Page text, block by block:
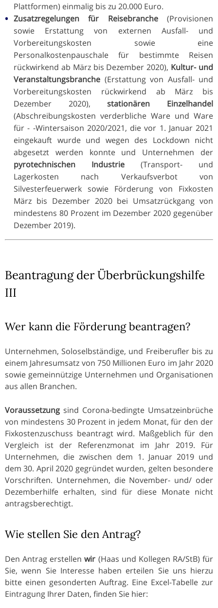
Plattformen) einmalig bis zu 20.000 Euro.
Zusatzregelungen für Reisebranche(Provisionen
sowie Erstattung von externen Ausfall- und
Vorbereitungskosten sowie eine
Personalkostenpauschale für bestimmte Reisen
rückwirkend ab März bis Dezember 2020), Kultur- und
Veranstaltungsbranche (Erstattung von Ausfall- und
Vorbereitungskosten rückwirkend ab März bis
Dezember 2020),stationären Einzelhandel
(Abschreibungskosten verderbliche Ware und Ware
für - -Wintersaison 2020/2021, die vor 1. Januar 2021
eingekauft wurde und wegen des Lockdown nicht
abgesetzt werden konnte und Unternehmen der
pyrotechnischen Industrie (Transport- und
Lagerkosten nach Verkaufsverbot von
Silvesterfeuerwerk sowie Förderung von Fixkosten
März bis Dezember 2020 bei Umsatzrückgang von
mindestens 80 Prozent im Dezember 2020 gegenüber
Dezember 2019).
Beantragung der Überbrückungshilfe
III
Wer kann die Förderung beantragen?
Unternehmen, Soloselbständige, und Freiberufler bis zu
einem Jahresumsatz von 750 Millionen Euro im Jahr 2020
sowie gemeinnützige Unternehmen und Organisationen
aus allen Branchen.
Voraussetzung sind Corona-bedingte Umsatzeinbrüche
von mindestens 30 Prozent in jedem Monat, für den der
Fixkostenzuschuss beantragt wird. Maßgeblich für den
Vergleich ist der Referenzmonat im Jahr 2019. Für
Unternehmen, die zwischen dem 1. Januar 2019 und
dem 30. April 2020 gegründet wurden, gelten besondere
Vorschriften. Unternehmen, die November- und/ oder
Dezemberhilfe erhalten, sind für diese Monate nicht
antragsberechtigt.
Wie stellen Sie den Antrag?
Den Antrag erstellenwir (Haas und Kollegen RA/StB) für
Sie, wenn Sie Interesse haben erteilen Sie uns hierzu
bitte einen gesonderten Auftrag. Eine Excel-Tabelle zur
Eintragung Ihrer Daten, finden Sie hier: